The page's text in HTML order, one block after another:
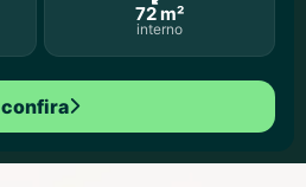
72 m²
interno
confira